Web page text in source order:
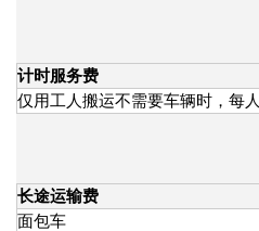
计时服务费
仅用工人搬运不需要车辆时，每
长途运输费
面包车